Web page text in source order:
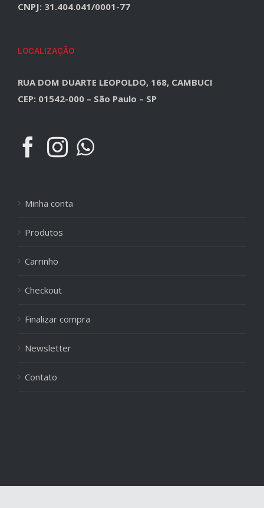
CNPJ: 31.404.041/0001-77
LOCALIZAÇÃO
RUA DOM DUARTE LEOPOLDO, 168, CAMBUCI
CEP: 01542-000 – São Paulo – SP
Minha conta
Produtos
Carrinho
Checkout
Finalizar compra
Newsletter
Contato